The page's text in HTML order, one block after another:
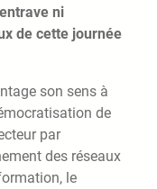
ni
de cette journée
son sens à
de
par
des réseaux
le